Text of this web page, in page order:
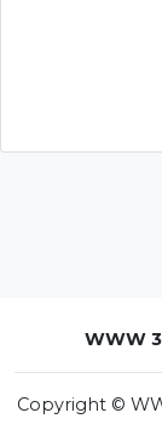
WWW
Copyright ©